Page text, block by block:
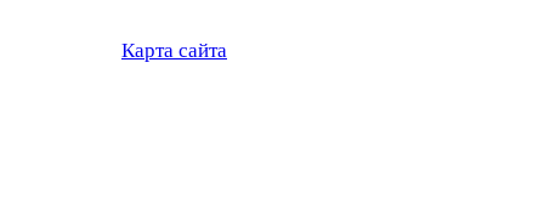
Карта сайта